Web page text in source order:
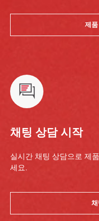
제
채팅 상담 시작
실시간 채팅 상담으로 제
세요.